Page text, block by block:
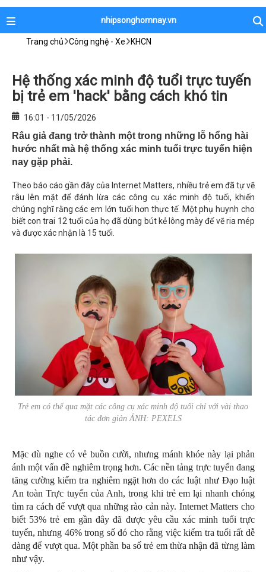
nhipsonghomnay.vn
Trang chủ Công nghệ - Xe KHCN
Hệ thống xác minh độ tuổi trực tuyến
bị trẻ em 'hack' bằng cách khó tin
16:01 - 11/05/2026
Râu giả đang trở thành một trong những lỗ hổng hài
hước nhất mà hệ thống xác minh tuổi trực tuyến hiện
nay gặp phải.
Theo báo cáo gần đây của Internet Matters, nhiều trẻ em đã tự vẽ
râu lên mặt để đánh lừa các công cụ xác minh độ tuổi, khiến
chúng nghĩ rằng các em lớn tuổi hơn thực tế. Một phụ huynh cho
biết con trai 12 tuổi của họ đã dùng bút kẻ lông mày để vẽ ria mép
và được xác nhận là 15 tuổi.
Trẻ em có thể qua mặt các công cụ xác minh độ tuổi chỉ với vài thao
tác đơn giản ẢNH: PEXELS
Mặc dù nghe có vẻ buồn cười, nhưng mánh khóe này lại phản
ánh một vấn đề nghiêm trọng hơn. Các nền tảng trực tuyến đang
tăng cường kiểm tra nghiêm ngặt hơn do các luật như Đạo luật
An toàn Trực tuyến của Anh, trong khi trẻ em lại nhanh chóng
tìm ra cách để vượt qua những rào cản này. Internet Matters cho
biết 53% trẻ em gần đây đã được yêu cầu xác minh tuổi trực
tuyến, nhưng 46% trong số đó cho rằng việc kiểm tra tuổi rất dễ
dàng để vượt qua. Một phần ba số trẻ em thừa nhận đã từng làm
như vậy.